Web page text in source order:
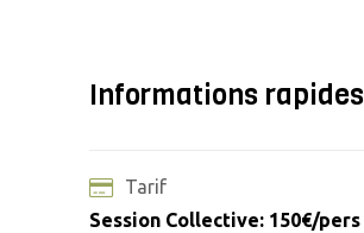
Informations rapides
Tarif
Session Collective: 150€/pers